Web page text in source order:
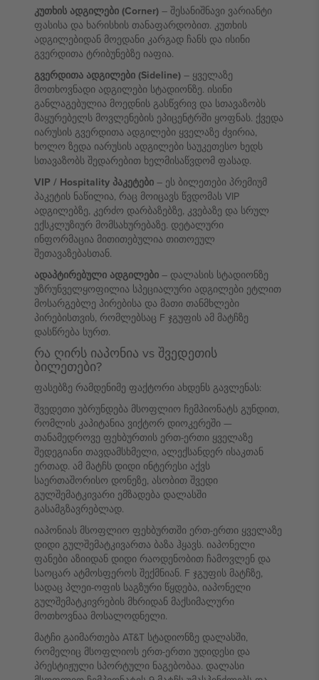
კუთხის ადგილები (Corner) – შესანიშნავი ვარიანტი
ფასისა და ხარისხის თანაფარდობით. კუთხის
ადგილებიდან მოედანი კარგად ჩანს და ისინი
გვერდითა ტრიბუნებზე იაფია.
გვერდითა ადგილები (Sideline) – ყველაზე
მოთხოვნადი ადგილები სტადიონზე. ისინი
განლაგებულია მოედნის გასწვრივ და სთავაზობს
მაყურებელს მოვლენების ეპიცენტრში ყოფნას. ქვედა
იარუსის გვერდითა ადგილები ყველაზე ძვირია,
ხოლო ზედა იარუსის ადგილები საუკეთესო ხედს
სთავაზობს შედარებით ხელმისაწვდომ ფასად.
VIP / Hospitality პაკეტები – ეს ბილეთები პრემიუმ
პაკეტის ნაწილია, რაც მოიცავს წვდომას VIP
ადგილებზე, კერძო დარბაზებზე, კვებაზე და სრულ
ექსკლუზიურ მომსახურებაზე. დეტალური
ინფორმაცია მითითებულია თითოეულ
შეთავაზებასთან.
ადაპტირებული ადგილები – დალასის სტადიონზე
უზრუნველყოფილია სპეციალური ადგილები ეტლით
მოსარგებლე პირებისა და მათი თანმხლები
პირებისთვის, რომლებსაც F ჯგუფის ამ მატჩზე
დასწრება სურთ.
რა ღირს იაპონია vs შვედეთის
ბილეთები?
ფასებზე რამდენიმე ფაქტორი ახდენს გავლენას:
შვედეთი უბრუნდება მსოფლიო ჩემპიონატს გუნდით,
რომლის კაპიტანია ვიქტორ დიოკერეში —
თანამედროვე ფეხბურთის ერთ-ერთი ყველაზე
შედეგიანი თავდამსხმელი, ალექსანდერ ისაკთან
ერთად. ამ მატჩს დიდი ინტერესი აქვს
საერთაშორისო დონეზე, ასობით შვედი
გულშემატკივარი ემზადება დალასში
გასამგზავრებლად.
იაპონიას მსოფლიო ფეხბურთში ერთ-ერთი ყველაზე
დიდი გულშემატკივართა ბაზა ჰყავს. იაპონელი
ფანები აზიიდან დიდი რაოდენობით ჩამოვლენ და
საოცარ ატმოსფეროს შექმნიან. F ჯგუფის მატჩზე,
სადაც პლეი-ოფის საგზური წყდება, იაპონელი
გულშემატკივრების მხრიდან მაქსიმალური
მოთხოვნაა მოსალოდნელი.
მატჩი გაიმართება AT&T სტადიონზე დალასში,
რომელიც მსოფლიოს ერთ-ერთი უდიდესი და
პრესტიჟული სპორტული ნაგებობაა. დალასი